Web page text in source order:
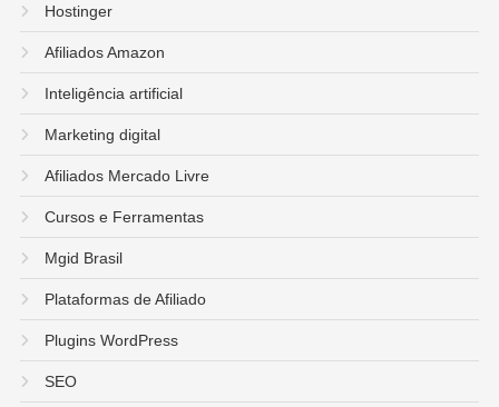
Hostinger
Afiliados Amazon
Inteligência artificial
Marketing digital
Afiliados Mercado Livre
Cursos e Ferramentas
Mgid Brasil
Plataformas de Afiliado
Plugins WordPress
SEO